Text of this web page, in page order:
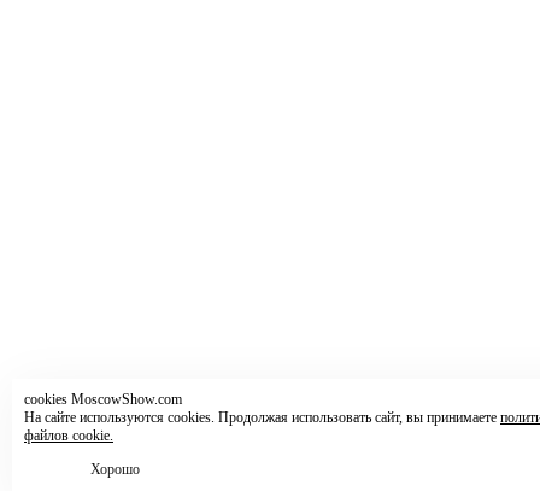
cookies MoscowShow.com
На сайте используются cookies. Продолжая использовать сайт, вы принимаете
файлов cookie.
Хорошо